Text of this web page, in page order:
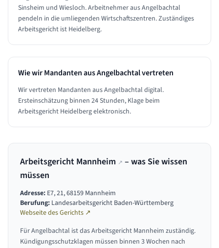
Sinsheim und Wiesloch. Arbeitnehmer aus Angelbachtal
pendeln in die umliegenden Wirtschaftszentren. Zuständiges
Arbeitsgericht ist Heidelberg.
Wie wir Mandanten ausAngelbachtalvertreten
Wir vertreten Mandanten aus Angelbachtal digital.
Ersteinschätzung binnen 24 Stunden, Klage beim
Arbeitsgericht Heidelberg elektronisch.
Arbeitsgericht Mannheim ↗ – was Sie wissen
müssen
Adresse: E7, 21, 68159 Mannheim
Berufung: Landesarbeitsgericht Baden-Württemberg
Webseite des Gerichts ↗
FürAngelbachtal ist dasArbeitsgericht Mannheim zuständig.
Kündigungsschutzklagen müssen binnen 3 Wochen nach